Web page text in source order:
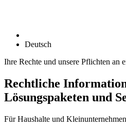
Deutsch
Ihre Rechte und unsere Pflichten an
Rechtliche
Lösungspaketen und
Für Haushalte und Kleinunternehmen